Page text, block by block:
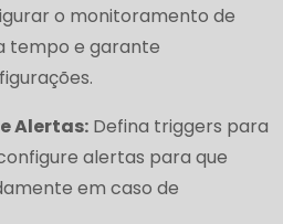
o monitoramento de
tempo e garante
Alertas: Defina triggers para
alertas para que
em caso de